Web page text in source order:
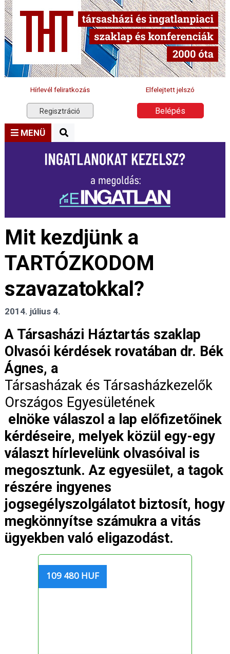
Hírlevél feliratkozás Elfelejtett jelszó
Regisztráció Belépés
MENÜ
Mit kezdjünk a
TARTÓZKODOM
szavazatokkal?
2014. július 4.
A Társasházi Háztartás szaklap
Olvasói kérdések rovatában dr. Bék
Ágnes, a
Társasházak és Társasházkezelők
Országos Egyesületének
elnöke válaszol a lap előfizetőinek
kérdéseire, melyek közül egy-egy
választ hírlevelünk olvasóival is
megosztunk. Az egyesület, a tagok
részére ingyenes
jogsegélyszolgálatot biztosít, hogy
megkönnyítse számukra a vitás
ügyekben való eligazodást.
109 480 HUF